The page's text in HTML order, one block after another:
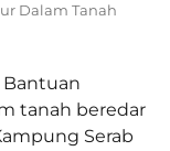
Dalam Tanah
tanah beredar
Serab